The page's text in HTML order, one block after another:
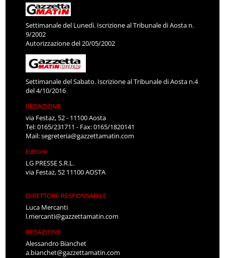
Settimanale del Lunedì. Iscrizione al Tribunale di Aosta n.
9/2002
Autorizzazione del 20/05/2002
Settimanale del Sabato. Iscrizione al Tribunale di Aosta n.4
del 4/10/2016
REDAZIONE
via Festaz, 52 - 11100 Aosta
Tel: 0165/231711 - Fax: 0165/1820141
Mail:segreteria@gazzettamatin.com
Editore
LG PRESSE S.R.L.
via Festaz, 52 11100 AOSTA
DIRETTORE RESPONSABILE
Luca Mercanti
l.mercanti@gazzettamatin.com
REDAZIONE
Alessandro Bianchet
a.bianchet@gazzettamatin.com